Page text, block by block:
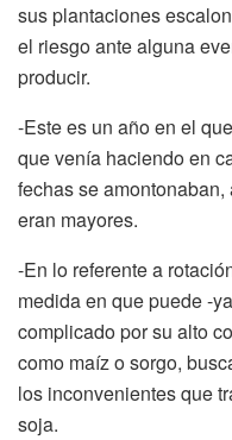
sus plantaciones
el riesgo ante alguna
producir.
-Este es un año en el
que venía haciendo en
fechas se
eran mayores.
-En lo referente a
medida en que puede -
complicado por su alto
como maíz o sorgo,
los inconvenientes que
soja.